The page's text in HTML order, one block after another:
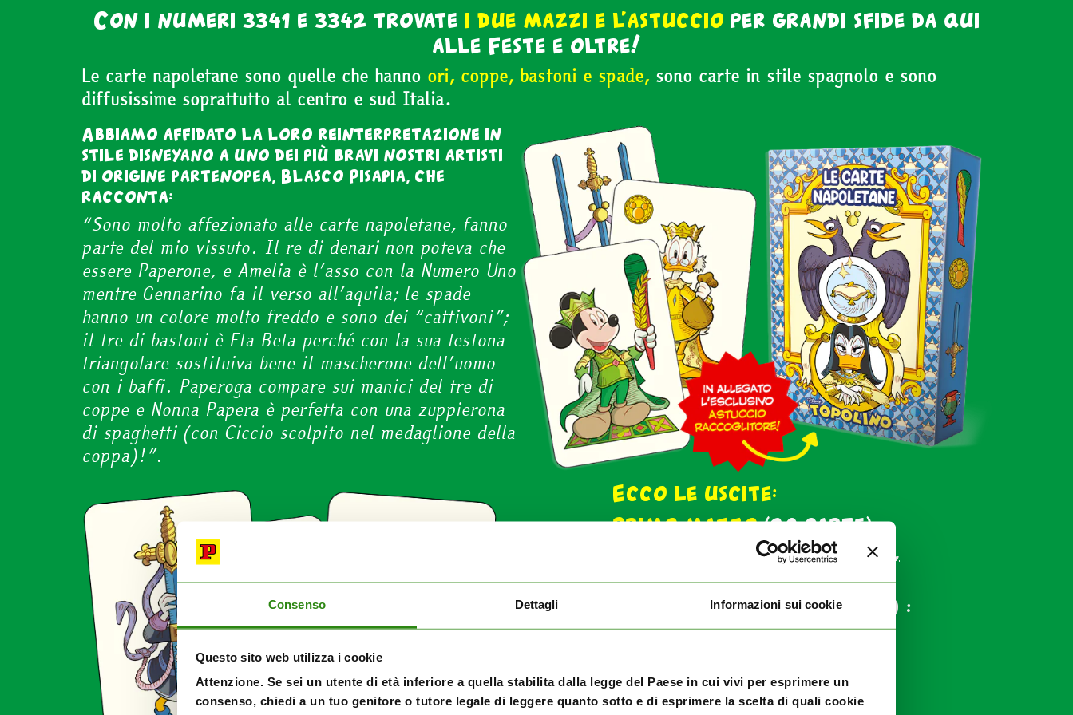
Consenso Dettagli Informazioni sui cookie
Questo sito web utilizza i cookie
Attenzione. Se sei un utente di età inferiore a quella stabilita dalla legge del Paese in cui vivi per esprimere un
consenso, chiedi a un tuo genitore o tutore legale di leggere quanto sotto e di esprimere la scelta di quali cookie
Con i numeri 3341 e 3342 trovate i due mazzi e l’astuccio per grandi sfide da qui
alle Feste e oltre!
Le carte napoletane sono quelle che hanno ori, coppe, bastoni e spade, sono carte in stile spagnolo e sono
diffusissime soprattutto al centro e sud Italia.
Abbiamo affidato la loro reinterpretazione in
stile disneyano a uno dei più bravi nostri artisti
di origine partenopea, Blasco Pisapia, che
racconta:
“Sono molto affezionato alle carte napoletane, fanno
parte del mio vissuto. Il re di denari non poteva che
essere Paperone, e Amelia è l’asso con la Numero Uno
mentre Gennarino fa il verso all’aquila; le spade
hanno un colore molto freddo e sono dei “cattivoni”;
il tre di bastoni è Eta Beta perché con la sua testona
triangolare sostituiva bene il mascherone dell’uomo
con i baffi. Paperoga compare sui manici del tre di
coppe e Nonna Papera è perfetta con una zuppierona
di spaghetti (con Ciccio scolpito nel medaglione della
coppa)!”.
Ecco le uscite:
Primo mazzo(20 carte)
Topolino 3441,
dal 3 novembre
Secondo mazzo(20 carte) :
Topolino 3442,